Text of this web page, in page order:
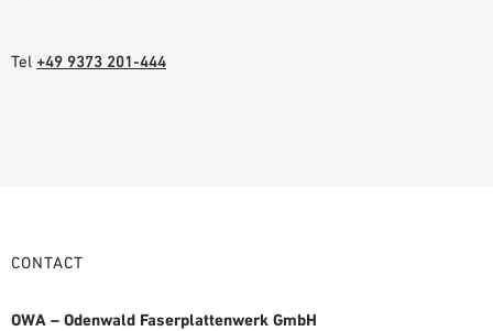
Tel +49 9373 201-444
CONTACT
OWA – Odenwald Faserplattenwerk GmbH